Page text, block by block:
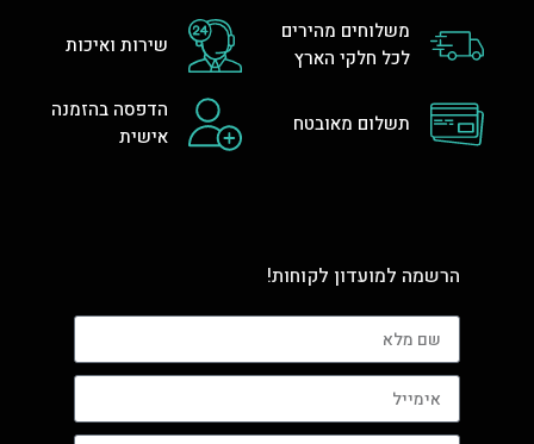
משלוחים מהירים
לכל חלקי הארץ
שירות ואיכות
תשלום מאובטח
הדפסה בהזמנה
אישית
הרשמה למועדון לקוחות!